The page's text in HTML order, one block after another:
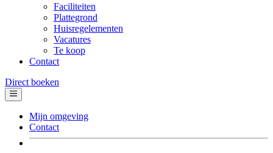
Faciliteiten
Plattegrond
Huisregelementen
Vacatures
Te koop
Contact
Direct boeken
Mijn omgeving
Contact